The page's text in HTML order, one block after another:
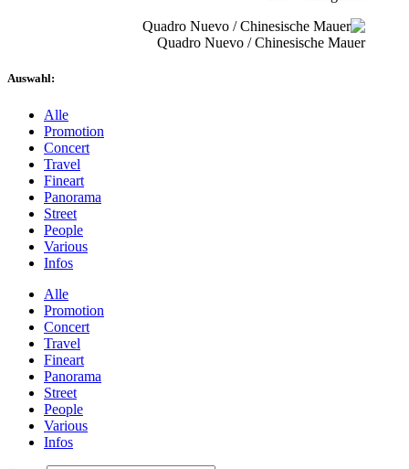
Quadro Nuevo / Chinesische Mauer
Auswahl:
Alle
Promotion
Concert
Travel
Fineart
Panorama
Street
People
Various
Infos
Alle
Promotion
Concert
Travel
Fineart
Panorama
Street
People
Various
Infos